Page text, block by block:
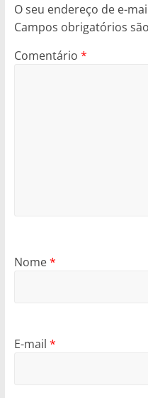
O seu endereço de e-
Campos obrigatórios
Comentário *
Nome*
E-mail *